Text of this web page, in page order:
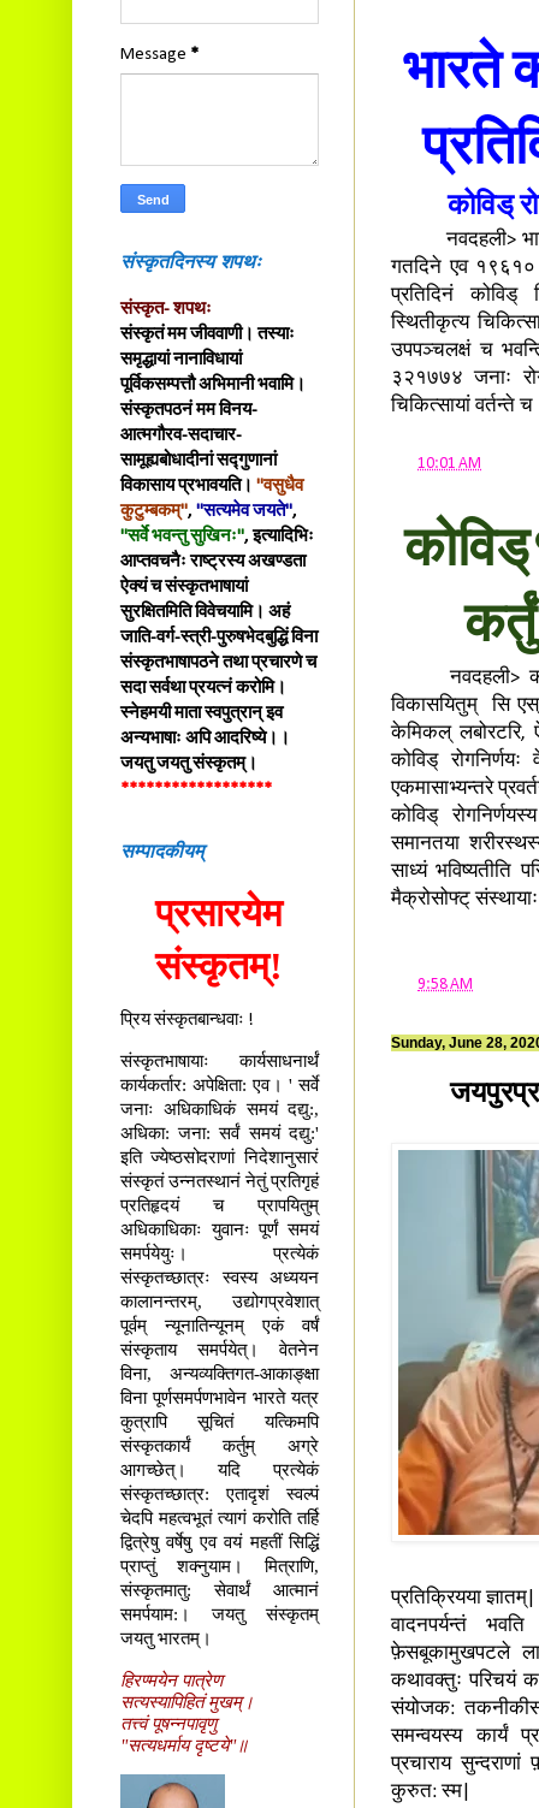
भारते
कोविड्
नवदहली> भारते
गतदिने एव १९६१०
प्रतिदिनं कोविड्
स्थितीकृत्य
उपपञ्चलक्षं च
३२१७७४ जनाः
चिकित्सायां वर्तन्ते
10:01 AM
नवदहली>
विकासयितुम् सि
केमिकल् लबोरटरि,
कोविड्
एकमासाभ्यन्तरे
कोविड्
समानतया
साध्यं भविष्यतीति
मैक्रोसोफ्ट्
9:58 AM
Sunday, June 28,
प्रतिक्रियया
वादनपर्यन्तं
फ़ेसबूकामुखपटले
कथावक्तुः परिचयं
संयोजक:
समन्वयस्य कार्यं
प्रचाराय
कुरुत: स्म|
Message *
संस्कृतदिनस्य शपथः
संस्कृत- शपथः
संस्कृतं मम जीववाणी। तस्याः
समृद्धायां नानाविधायां
पूर्विकसम्पत्तौ अभिमानी भवामि।
संस्कृतपठनं मम विनय-
आत्मगौरव-सदाचार-
सामूह्यबोधादीनां सद्गुणानां
विकासाय प्रभावयति। "वसुधैव
कुटुम्बकम्", "सत्यमेव जयते",
"सर्वे भवन्तु सुखिनः", इत्यादिभिः
आप्तवचनैः राष्ट्रस्य अखण्डता
ऐक्यं च संस्कृतभाषायां
सुरक्षितमिति विवेचयामि। अहं
जाति-वर्ग-स्त्री-पुरुषभेदबुद्धिं विना
संस्कृतभाषापठने तथा प्रचारणे च
सदा सर्वथा प्रयत्नं करोमि।
स्नेहमयी माता स्वपुत्रान् इव
अन्यभाषाः अपि आदरिष्ये।।
जयतु जयतु संस्कृतम्।
******************
सम्पादकीयम्
प्रसारयेम
संस्कृतम्!
प्रिय संस्कृतबान्धवाः !
संस्कृतभाषायाः कार्यसाधनार्थं
कार्यकर्तार: अपेक्षिता: एव। ' सर्वे
जनाः अधिकाधिकं समयं दद्यु:,
अधिका: जना: सर्वं समयं दद्यु:'
इति ज्येष्ठसोदराणां निदेशानुसारं
संस्कृतं उन्नतस्थानं नेतुं प्रतिगृहं
प्रतिहृदयं च प्रापयितुम्
अधिकाधिकाः युवानः पूर्णं समयं
समर्पयेयुः। प्रत्येकं
संस्कृतच्छात्रः स्वस्य अध्ययन
कालानन्तरम्, उद्योगप्रवेशात्
पूर्वम् न्यूनातिन्यूनम् एकं वर्षं
संस्कृताय समर्पयेत्। वेतनेन
विना, अन्यव्यक्तिगत-आकाङ्क्षा
विना पूर्णसमर्पणभावेन भारते यत्र
कुत्रापि सूचितं यत्किमपि
संस्कृतकार्यं कर्तुम् अग्रे
आगच्छेत्। यदि प्रत्येकं
संस्कृतच्छात्र: एतादृशं स्वल्पं
चेदपि महत्वभूतं त्यागं करोति तर्हि
द्वित्रेषु वर्षेषु एव वयं महतीं सिद्धिं
प्राप्तुं शक्नुयाम। मित्राणि,
संस्कृतमातु: सेवार्थं आत्मानं
समर्पयाम:। जयतु संस्कृतम्
जयतु भारतम्।
हिरण्मयेन पात्रेण
सत्यस्यापिहितं मुखम्।
तत्त्वं पूषन्नपावृणु
"सत्यधर्माय दृष्टये"॥